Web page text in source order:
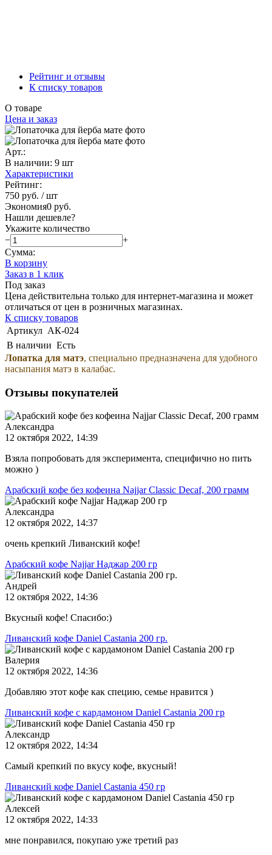
Рейтинг и отзывы
К списку товаров
О товаре
Цена и заказ
Арт.:
В наличии: 9 шт
Характеристики
Рейтинг:
750 руб. / шт
Экономия0 руб.
Нашли дешевле?
Укажите количество
−
+
Сумма:
В корзину
Заказ в 1 клик
Под заказ
Цена действительна только для интернет-магазина и может
отличаться от цен в розничных магазинах.
К списку товаров
Артикул АК-024
В наличии Есть
Лопатка для матэ, специально предназначена для удобного
насыпания матэ в калабас.
Отзывы покупателей
Александра
12 октября 2022, 14:39
Взяла попробовать для эксперимента, специфично но пить
можно )
Арабский кофе без кофеина Najjar Classic Decaf, 200 грамм
Александра
12 октября 2022, 14:37
очень крепкий Ливанский кофе!
Арабский кофе Najjar Наджар 200 гр
Андрей
12 октября 2022, 14:36
Вкусный кофе! Спасибо:)
Ливанский кофе Daniel Castania 200 гр.
Валерия
12 октября 2022, 14:36
Добавляю этот кофе как специю, семье нравится )
Ливанский кофе с кардамоном Daniel Castania 200 гр
Александр
12 октября 2022, 14:34
Самый крепкий по вкусу кофе, вкусный!
Ливанский кофе Daniel Castania 450 гр
Алексей
12 октября 2022, 14:33
мне понравился, покупаю уже третий раз